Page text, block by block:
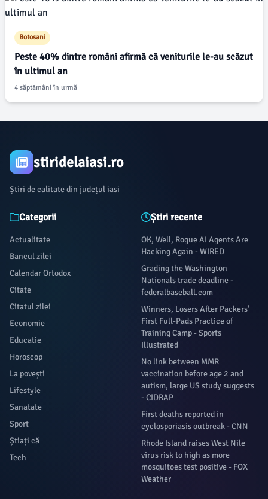
Botosani
Peste 40% dintre români afirmă că veniturile le-au scăzut
în ultimul an
4 săptămâni în urmă
stiridelaiasi.ro
Știri de calitate din județul iasi
Categorii
Actualitate
Bancul zilei
Calendar Ortodox
Citate
Citatul zilei
Economie
Educatie
Horoscop
La povești
Lifestyle
Sanatate
Sport
Știați că
Tech
Știri recente
OK, Well, Rogue AI Agents Are
Hacking Again - WIRED
Grading the Washington
Nationals trade deadline -
federalbaseball.com
Winners, Losers After Packers’
First Full-Pads Practice of
Training Camp - Sports
Illustrated
No link between MMR
vaccination before age 2 and
autism, large US study suggests
- CIDRAP
First deaths reported in
cyclosporiasis outbreak - CNN
Rhode Island raises West Nile
virus risk to high as more
mosquitoes test positive - FOX
Weather